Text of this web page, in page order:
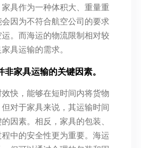
具作为一种体积大、重量重
因为不符合航空公司的要求
。而海运的物流限制相对较
具运输的需求。
家具运输的关键因素。
快，能够在短时间内将货物
对于家具来说，其运输时间
因素。相反，家具的包装、
中的安全性更为重要。海运